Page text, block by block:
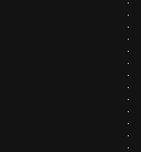
.
.
.
.
.
.
.
.
.
.
.
.